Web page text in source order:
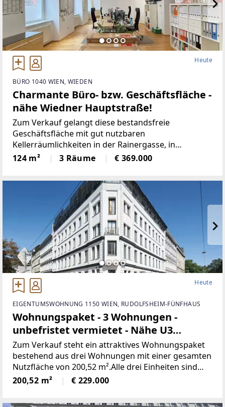
Heute
BÜRO 1040 WIEN, WIEDEN
Charmante Büro- bzw. Geschäftsfläche -
nähe Wiedner Hauptstraße!
Zum Verkauf gelangt diese bestandsfreie
Geschäftsfläche mit gut nutzbaren
Kellerräumlichkeiten in der Rainergasse, in
unmittelbarer Nähe zur Wiedner Hauptstraße.Das
Geschäftslokal mit rund 124m² eignet sich aufgrund
124 m² 3 Räume € 369.000
Heute
EIGENTUMSWOHNUNG 1150 WIEN, RUDOLFSHEIM-FÜNFHAUS
Wohnungspaket - 3 Wohnungen -
unbefristet vermietet - Nähe U3
Schweglerstraße
Zum Verkauf steht ein attraktives Wohnungspaket
bestehend aus drei Wohnungen mit einer gesamten
Nutzfläche von 200,52 m².Alle drei Einheiten sind
Kategorie-D-Wohnungen und unbefristet
vermietet.Dieses Wohnungspaket
200,52 m² € 229.000